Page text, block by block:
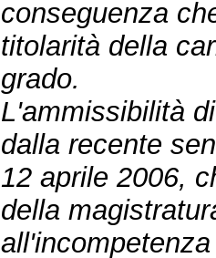
conseguenza
titolarità della
grado.
L'ammissibilità
dalla recente
12 aprile 2006,
della